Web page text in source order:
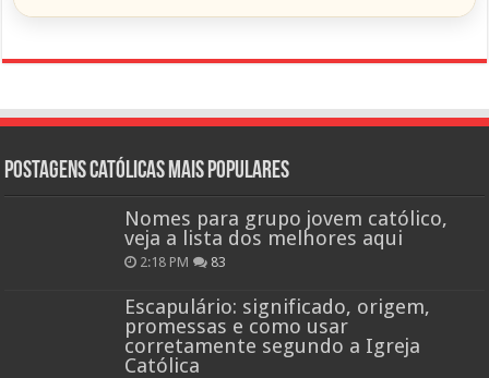
Postagens católicas mais Populares
Nomes para grupo jovem católico,
veja a lista dos melhores aqui
2:18 PM 83
Escapulário: significado, origem,
promessas e como usar
corretamente segundo a Igreja
Católica